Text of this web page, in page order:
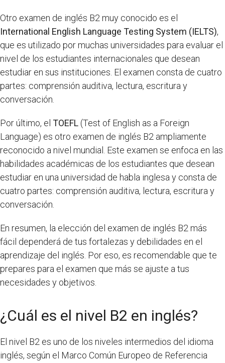
Otro examen de inglés B2 muy conocido es el
International English Language Testing System (IELTS),
que es utilizado por muchas universidades para evaluar el
nivel de los estudiantes internacionales que desean
estudiar en sus instituciones. El examen consta de cuatro
partes: comprensión auditiva, lectura, escritura y
conversación.
Por último, el TOEFL (Test of English as a Foreign
Language) es otro examen de inglés B2 ampliamente
reconocido a nivel mundial. Este examen se enfoca en las
habilidades académicas de los estudiantes que desean
estudiar en una universidad de habla inglesa y consta de
cuatro partes: comprensión auditiva, lectura, escritura y
conversación.
En resumen, la elección del examen de inglés B2 más
fácil dependerá de tus fortalezas y debilidades en el
aprendizaje del inglés. Por eso, es recomendable que te
prepares para el examen que más se ajuste a tus
necesidades y objetivos.
¿Cuál es el nivel B2 en inglés?
El nivel B2 es uno de los niveles intermedios del idioma
inglés, según el Marco Común Europeo de Referencia